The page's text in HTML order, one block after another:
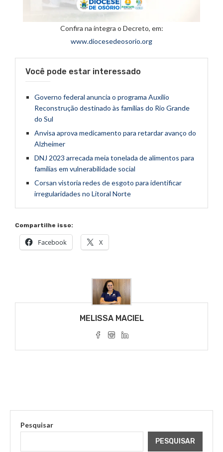
Confira na íntegra o Decreto, em:
www.diocesedeosorio.org
Você pode estar interessado
Governo federal anuncia o programa Auxílio
Reconstrução destinado às famílias do Rio Grande
do Sul
Anvisa aprova medicamento para retardar avanço do
Alzheimer
DNJ 2023 arrecada meia tonelada de alimentos para
famílias em vulnerabilidade social
Corsan vistoria redes de esgoto para identificar
irregularidades no Litoral Norte
Compartilhe isso:
Facebook X
MELISSA MACIEL
Pesquisar
PESQUISAR